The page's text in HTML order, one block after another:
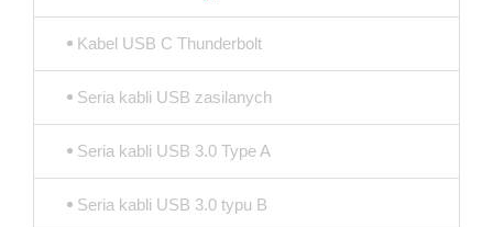
Kabel USB C Thunderbolt
Seria kabli USB zasilanych
Seria kabli USB 3.0 Type A
Seria kabli USB 3.0 typu B